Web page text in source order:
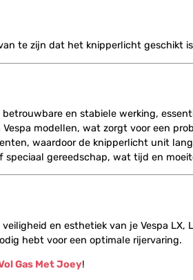
te zijn dat het knipperlicht geschikt
en stabiele werking,
modellen, wat zorgt voor een
waardoor de knipperlicht unit
gereedschap, wat tijd en
en esthetiek van je Vespa LX,
hebt voor een optimale rijervaring.
Gas Met Joey!